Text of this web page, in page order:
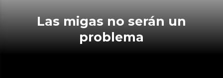
Las migas no serán un
problema